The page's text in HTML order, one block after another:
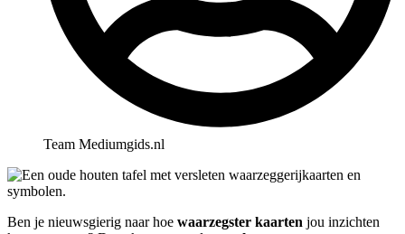
Team Mediumgids.nl
Ben je nieuwsgierig naar hoe waarzegster kaarten jou inzichten